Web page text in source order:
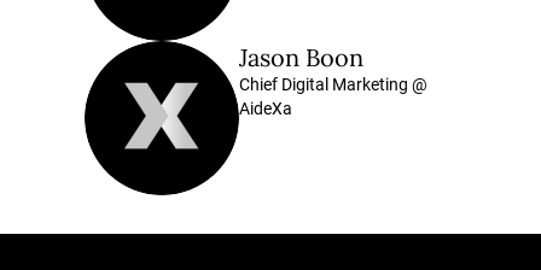
Jason Boon
Chief Digital Marketing @
AideXa